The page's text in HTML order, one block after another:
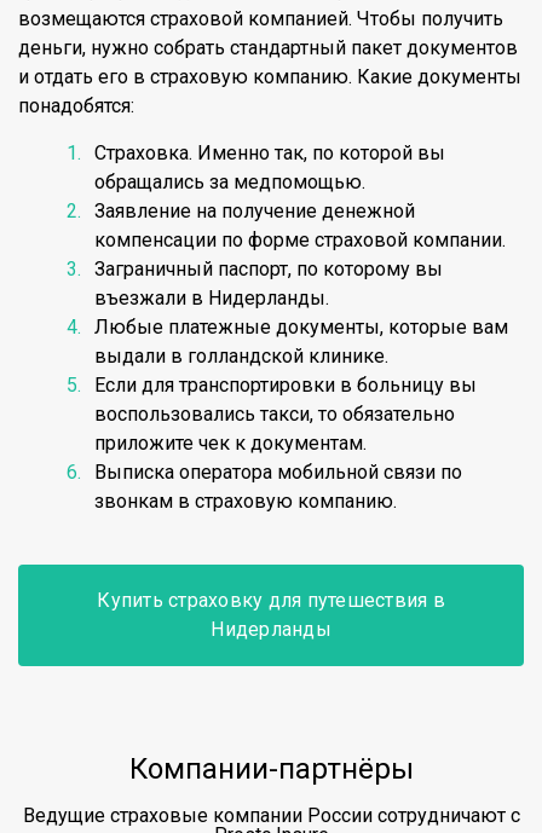
возмещаются страховой компанией. Чтобы получить
деньги, нужно собрать стандартный пакет документов
и отдать его в страховую компанию. Какие документы
понадобятся:
Страховка. Именно так, по которой вы
обращались за медпомощью.
Заявление на получение денежной
компенсации по форме страховой компании.
Заграничный паспорт, по которому вы
въезжали в Нидерланды.
Любые платежные документы, которые вам
выдали в голландской клинике.
Если для транспортировки в больницу вы
воспользовались такси, то обязательно
приложите чек к документам.
Выписка оператора мобильной связи по
звонкам в страховую компанию.
Купить страховку для путешествия в
Нидерланды
Компании-партнёры
Ведущие страховые компании России сотрудничают с